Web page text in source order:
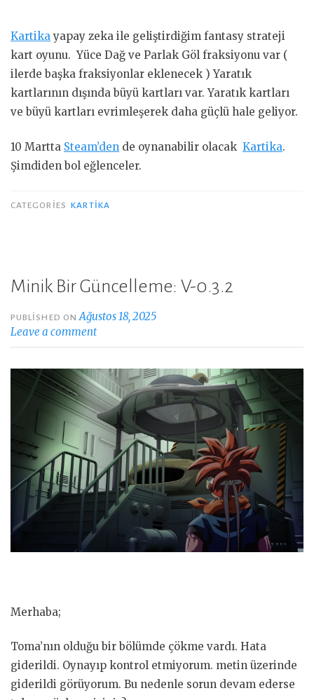
Kartikayapay zeka ile geliştirdiğim fantasy strateji
kart oyunu. Yüce Dağ ve Parlak Göl fraksiyonu var (
ilerde başka fraksiyonlar eklenecek ) Yaratık
kartlarının dışında büyü kartları var. Yaratık kartları
ve büyü kartları evrimleşerek daha güçlü hale geliyor.
10 Martta Steam’den de oynanabilir olacak Kartika.
Şimdiden bol eğlenceler.
CATEGORIES KARTIKA
Minik Bir Güncelleme: V-0.3.2
PUBLISHED ONAğustos 18, 2025
Leave a comment
Merhaba;
Toma’nın olduğu bir bölümde çökme vardı. Hata
giderildi. Oynayıp kontrol etmiyorum. metin üzerinde
giderildi görüyorum. Bu nedenle sorun devam ederse